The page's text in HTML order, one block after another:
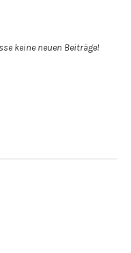
keine neuen Beiträge!